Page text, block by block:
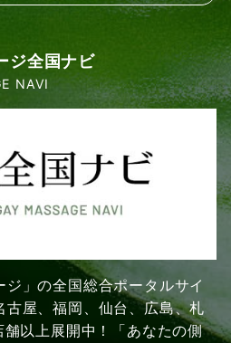
ジ全国ナビ
NAVI
ジ」の全国総合ポータルサイ
古屋、福岡、仙台、広島、札
以上展開中！「あなたの側